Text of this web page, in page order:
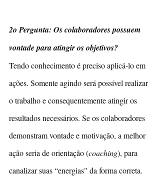
2o Pergunta: Os colaboradores possuem
vontade para atingir os objetivos?
Tendo conhecimento é preciso aplicá-lo em
ações. Somente agindo será possível realizar
o trabalho e consequentemente atingir os
resultados necessários. Se os colaboradores
demonstram vontade e motivação, a melhor
ação seria de orientação (coaching), para
canalizar suas “energias" da forma correta.